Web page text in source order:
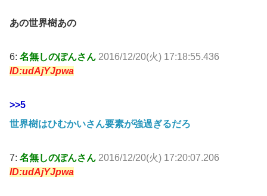
あの世界樹あの
6: 名無しのぽんさん 2016/12/20(火) 17:18:55.436
ID:udAjYJpwa
>>5
世界樹はひむかいさん要素が強過ぎるだろ
7: 名無しのぽんさん 2016/12/20(火) 17:20:07.206
ID:udAjYJpwa